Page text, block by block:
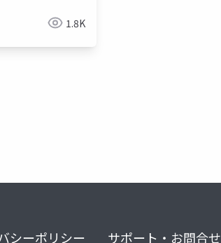
1.8K
シーポリシー サポート・お問合せ